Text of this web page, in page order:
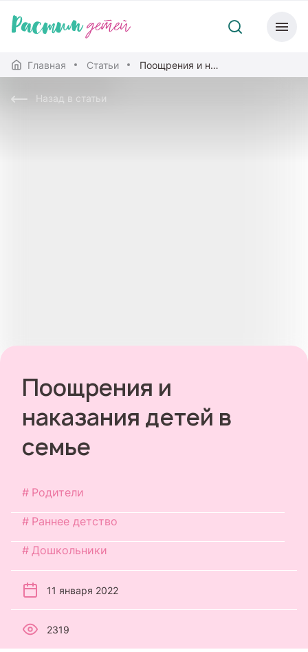
Главная Статьи Поощрения и наказания детей в семье
Назад в статьи
Поощрения и
наказания детей в
семье
Родители
Раннее детство
Дошкольники
11 января 2022
2319